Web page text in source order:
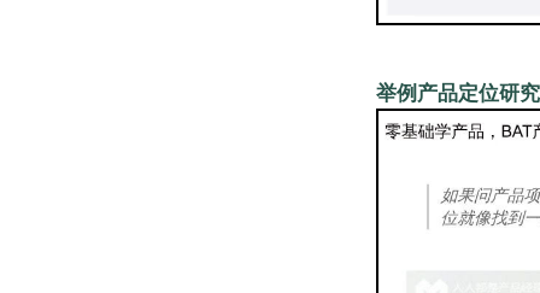
举例产品定位研